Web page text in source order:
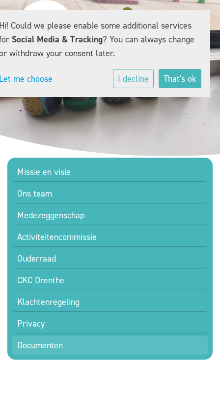
Missie en visie
Ons team
Medezeggenschap
Activiteitencommissie
Ouderraad
CKC Drenthe
Klachtenregeling
Privacy
Documenten
Could we please enable some additional services
Social Media & Tracking? You can always change
withdraw your consent later.
me choose I decline That's ok